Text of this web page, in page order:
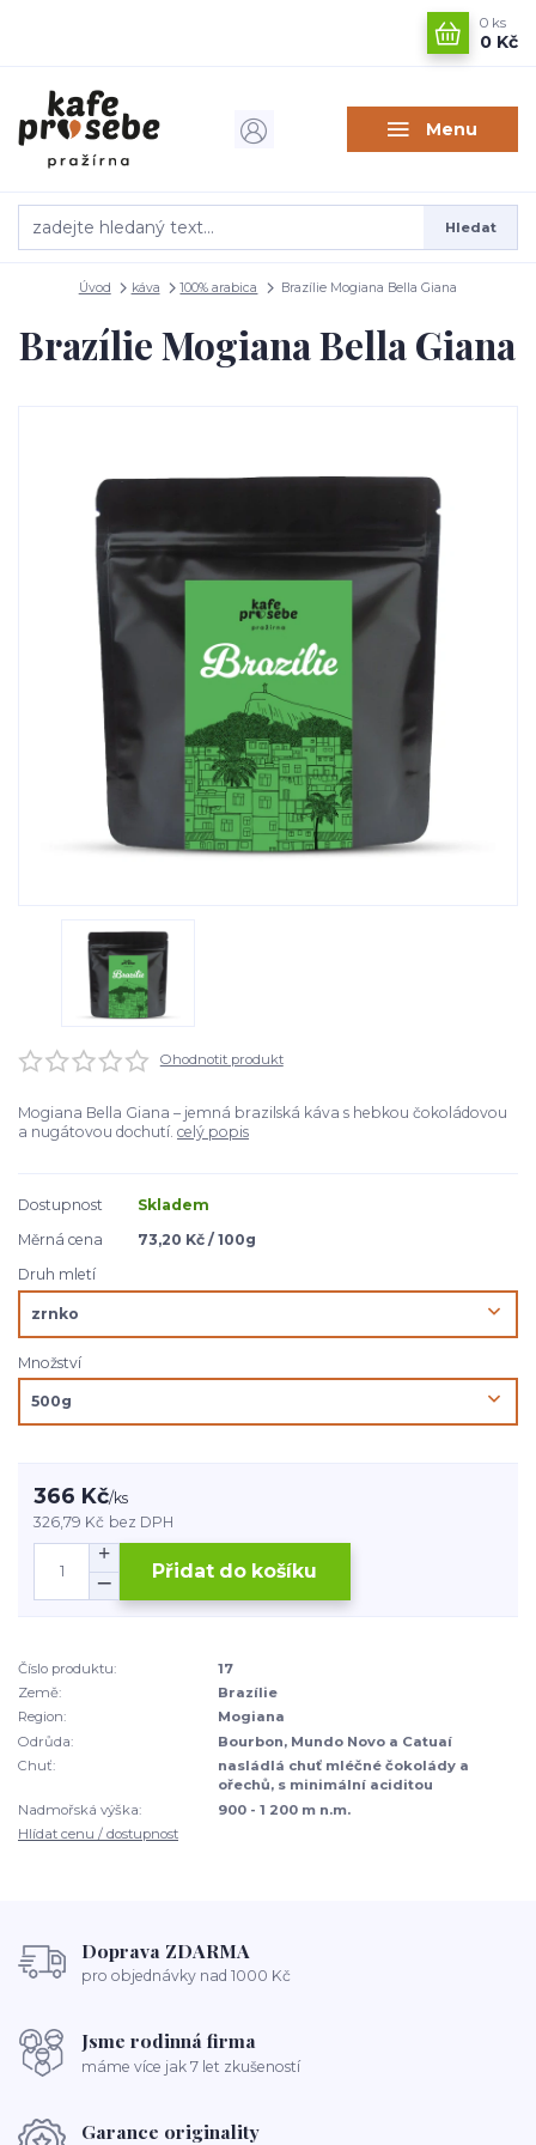
Menu
Hledat
0 ks
0 Kč
Úvod káva 100% arabica Brazílie Mogiana Bella Giana
Brazílie Mogiana Bella Giana
Ohodnotit produkt
Mogiana Bella Giana – jemná brazilská káva s hebkou čokoládovou
a nugátovou dochutí. celý popis
Dostupnost
Skladem
Měrná cena
73,20 Kč / 100g
Druh mletí
Množství
366 Kč/ks
326,79 Kč bez DPH
Přidat do košíku
Číslo produktu:
17
Země:
Brazílie
Region:
Mogiana
Odrůda:
Bourbon, Mundo Novo a Catuaí
Chuť:
nasládlá chuť mléčné čokolády a
ořechů, s minimální aciditou
Nadmořská výška:
900 - 1 200 m n.m.
Hlídat cenu / dostupnost
Doprava ZDARMA
pro objednávky nad 1000 Kč
Jsme rodinná firma
máme více jak 7 let zkušeností
Garance originality